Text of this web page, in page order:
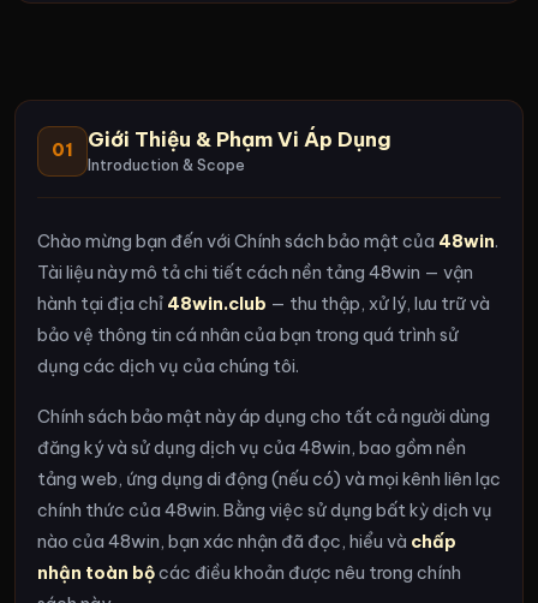
01 Giới Thiệu & Phạm Vi Áp Dụng
Introduction & Scope
Chào mừng bạn đến với Chính sách bảo mật của 48win.
Tài liệu này mô tả chi tiết cách nền tảng 48win — vận
hành tại địa chỉ 48win.club — thu thập, xử lý, lưu trữ và
bảo vệ thông tin cá nhân của bạn trong quá trình sử
dụng các dịch vụ của chúng tôi.
Chính sách bảo mật này áp dụng cho tất cả người dùng
đăng ký và sử dụng dịch vụ của 48win, bao gồm nền
tảng web, ứng dụng di động (nếu có) và mọi kênh liên lạc
chính thức của 48win. Bằng việc sử dụng bất kỳ dịch vụ
nào của 48win, bạn xác nhận đã đọc, hiểu và chấp
nhận toàn bộcác điều khoản được nêu trong chính